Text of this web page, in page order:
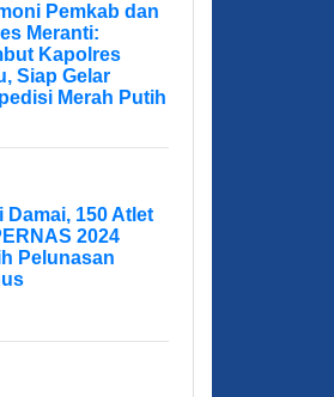
Pemkab dan
Meranti:
Kapolres
Siap Gelar
Merah Putih
Damai, 150 Atlet
2024
Pelunasan